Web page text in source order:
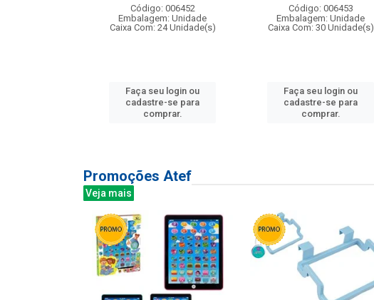
Código: 006452
Embalagem: Unidade
Caixa Com: 24 Unidade(s)
Faça seu login ou
cadastre-se para
comprar.
Código: 006453
Embalagem: Unidade
Caixa Com: 30 Unidade(s)
Faça seu login ou
cadastre-se para
comprar.
Promoções Atef
Veja mais